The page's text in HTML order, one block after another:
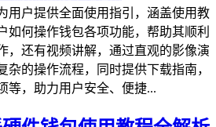
用户提供全面使用指引，涵盖使用教
如何操作钱包各项功能，帮助其顺利
，还有视频讲解，通过直观的影像演
杂的操作流程，同时提供下载指南，
等，助力用户安全、便捷...